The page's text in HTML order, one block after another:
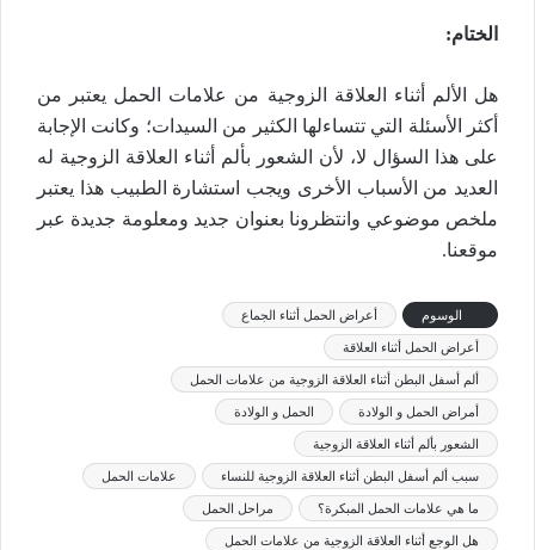
الختام:
هل الألم أثناء العلاقة الزوجية من علامات الحمل يعتبر من
أكثر الأسئلة التي تتساءلها الكثير من السيدات؛ وكانت الإجابة
على هذا السؤال لا، لأن الشعور بألم أثناء العلاقة الزوجية له
العديد من الأسباب الأخرى ويجب استشارة الطبيب هذا يعتبر
ملخص موضوعي وانتظرونا بعنوان جديد ومعلومة جديدة عبر
موقعنا.
الوسوم أعراض الحمل أثناء الجماع
أعراض الحمل أثناء العلاقة
ألم أسفل البطن أثناء العلاقة الزوجية من علامات الحمل
أمراض الحمل و الولادة الحمل و الولادة
الشعور بألم أثناء العلاقة الزوجية
سبب ألم أسفل البطن أثناء العلاقة الزوجية للنساء علامات الحمل
ما هي علامات الحمل المبكرة؟ مراحل الحمل
هل الوجع أثناء العلاقة الزوجية من علامات الحمل